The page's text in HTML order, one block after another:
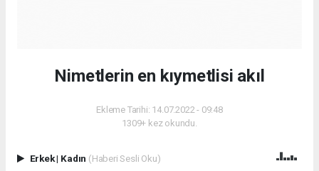
Nimetlerin en kıymetlisi akıl
Ekleme Tarihi: 14.07.2022 - 09:48
1309+ kez okundu.
Erkek| Kadın (Haberi Sesli Oku)